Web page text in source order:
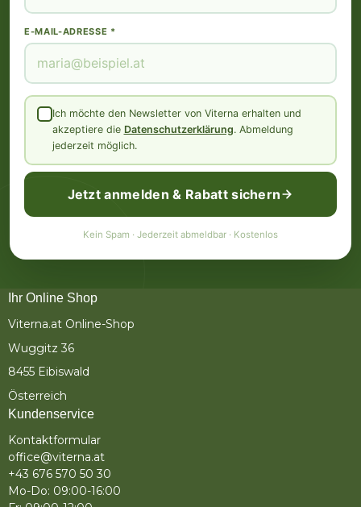
E-MAIL-ADRESSE *
Ich möchte den Newsletter von Viterna erhalten und
akzeptiere die Datenschutzerklärung. Abmeldung
jederzeit möglich.
Jetzt anmelden & Rabatt sichern
Kein Spam · Jederzeit abmeldbar · Kostenlos
Ihr Online Shop
Viterna.at Online-Shop
Wuggitz 36
8455 Eibiswald
Österreich
Kundenservice
Kontaktformular
office@viterna.at
+43 676 570 50 30
Mo-Do: 09:00-16:00